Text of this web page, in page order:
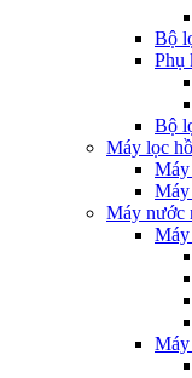
Bộ
Phụ
Bộ
Máy lọc
Máy
Máy
Máy nước
Máy
Máy